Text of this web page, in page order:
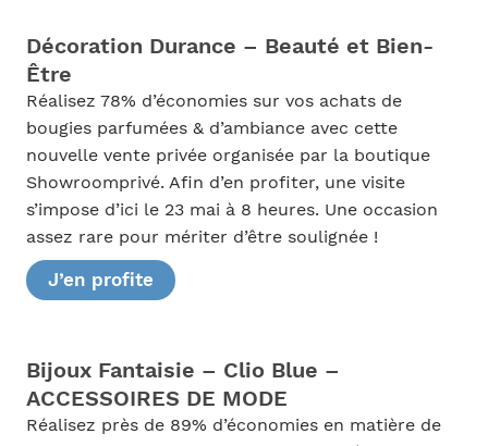
Décoration Durance – Beauté et Bien-
Être
Réalisez 78% d’économies sur vos achats de
bougies parfumées & d’ambiance avec cette
nouvelle vente privée organisée par la boutique
Showroomprivé. Afin d’en profiter, une visite
s’impose d’ici le 23 mai à 8 heures. Une occasion
assez rare pour mériter d’être soulignée !
J’en profite
Bijoux Fantaisie – Clio Blue –
ACCESSOIRES DE MODE
Réalisez près de 89% d’économies en matière de